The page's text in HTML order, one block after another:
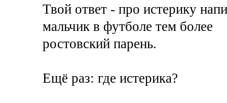
Твой ответ - про истерику
мальчик в футболе тем более
ростовский парень.
Ещё раз: где истерика?